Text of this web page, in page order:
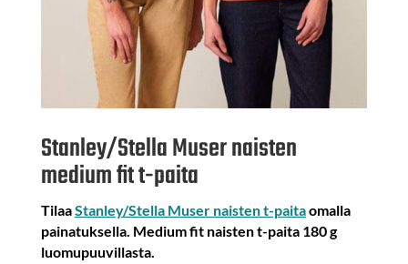
Stanley/Stella Muser naisten
medium fit t-paita
TilaaStanley/Stella Muser naisten t-paitaomalla
painatuksella. Medium fit naisten t-paita 180 g
luomupuuvillasta.